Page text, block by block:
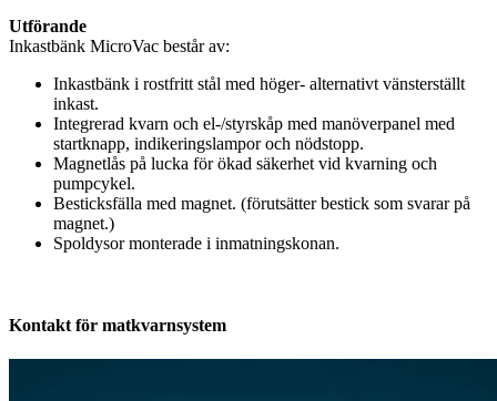
Utförande
Inkastbänk MicroVac består av:
Inkastbänk i rostfritt stål med höger- alternativt vänsterställt
inkast.
Integrerad kvarn och el-/styrskåp med manöverpanel med
startknapp, indikeringslampor och nödstopp.
Magnetlås på lucka för ökad säkerhet vid kvarning och
pumpcykel.
Besticksfälla med magnet. (förutsätter bestick som svarar på
magnet.)
Spoldysor monterade i inmatningskonan.
Kontakt för matkvarnsystem